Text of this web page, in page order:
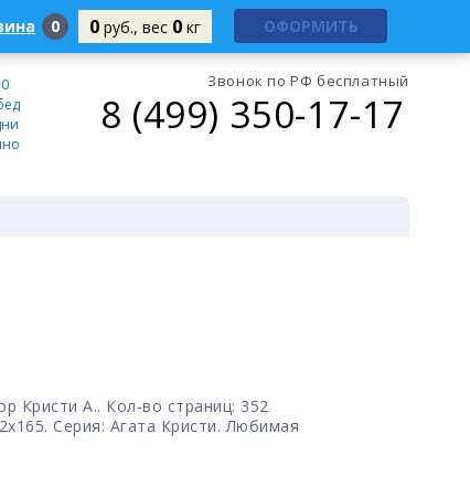
0 0 руб., вес 0 кг ОФОРМИТЬ
Звонок по РФ бесплатный
8 (499) 350-17-17
Кристи А.. Кол-во страниц: 352
Серия: Агата Кристи. Любимая